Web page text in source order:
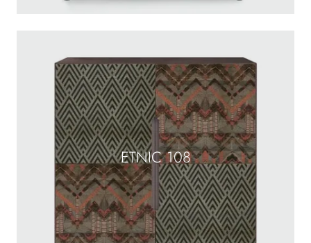
ETNIC 108